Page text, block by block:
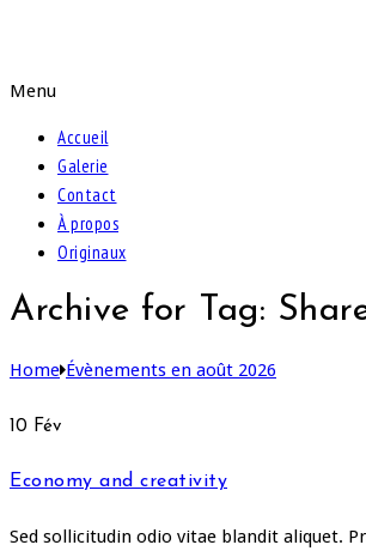
Menu
Accueil
Galerie
Contact
À propos
Originaux
Archive for Tag:
Home Évènements en août 2026
10 Fév
Economy and creativity
Sed sollicitudin odio vitae blandit aliquet.